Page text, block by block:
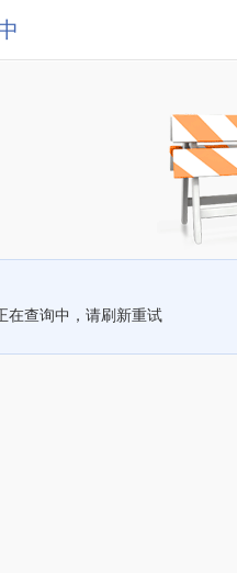
在查询中，请刷新重试